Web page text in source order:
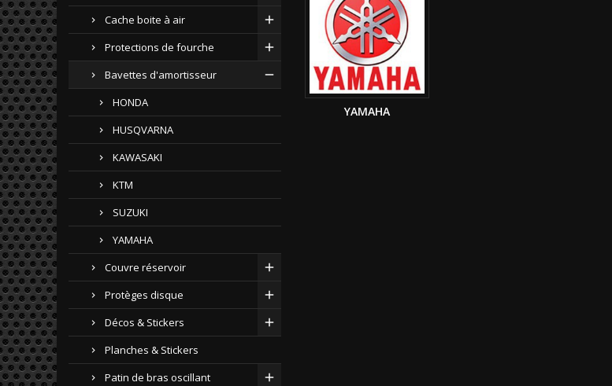
Cache boite à air
Protections de fourche
Bavettes d'amortisseur
HONDA
HUSQVARNA
KAWASAKI
KTM
SUZUKI
YAMAHA
Couvre réservoir
Protèges disque
Décos & Stickers
Planches & Stickers
Patin de bras oscillant
YAMAHA